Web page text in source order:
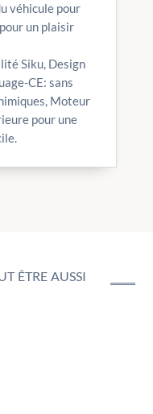
véhicule pour
un plaisir
Siku, Design
CE: sans
Moteur
pour une
être aussi